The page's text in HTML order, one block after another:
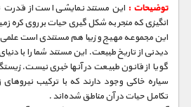
توضیحات : این مستند نمایشی است از
انگیزی که منجر به شکل‌ گیری حیات بر روی کره
این مجموعه مهیج و زیبا هم مستندی است
دیدنی از تاریخ طبیعت. این مستند شما را با
گویا از قانون طبیعت در آنها خبری نیست.
سیاره خاکی وجود دارند که با ترکیب
تکامل حیات در آن مناطق شده‌اند .